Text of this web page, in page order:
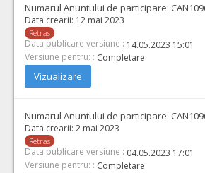
Numarul Anuntului de participare:
Data crearii: 12 mai 2023
Retras
Data publicare versiune : 14.05.2023 15:01
Versiune pentru: : Completare
Vizualizare
Numarul Anuntului de participare:
Data crearii: 2 mai 2023
Retras
Data publicare versiune : 04.05.2023 17:01
Versiune pentru: : Completare